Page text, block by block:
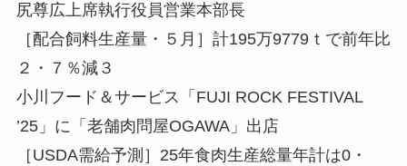
尻尊広上席執行役員営業本部長
［配合飼料生産量・５月］計195万9779ｔで前年比
２・７％減３
小川フード＆サービス「FUJI ROCK FESTIVAL
’25」に「老舗肉問屋OGAWA」出店
［USDA需給予測］25年食肉生産総量年計は0・